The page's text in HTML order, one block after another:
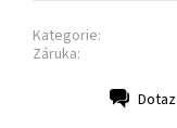
Kategorie:
Záruka:
Dotaz